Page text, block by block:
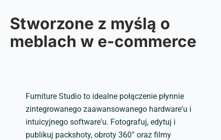
Stworzone z myślą o
meblach w e-commerce
Furniture Studio to idealne połączenie płynnie
zintegrowanego zaawansowanego hardware'u i
intuicyjnego software'u. Fotografuj, edytuj i
publikuj packshoty, obroty 360° oraz filmy